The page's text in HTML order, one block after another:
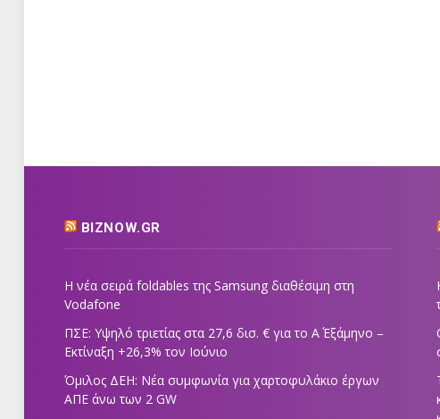
BIZNOW.GR
Η νέα σειρά foldables της Samsung διαθέσιμη στη
Vodafone
ΠΣΕ: Υψηλό τριετίας στα 27,6 δισ. € για το Α΄ Εξάμηνο –
Εκτίναξη +26,3% τον Ιούνιο
Όμιλος ΔΕΗ: Νέα συμφωνία για χαρτοφυλάκιο έργων
ΑΠΕ άνω των 2 GW